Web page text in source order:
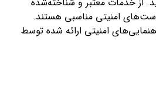
امنیتی مناسبی هستند.
امنیتی ارائه شده توسط